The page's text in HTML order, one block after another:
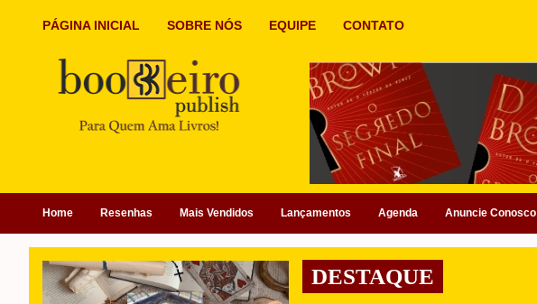
PÁGINA INICIAL SOBRE NÓS EQUIPE CONTATO
Home Resenhas Mais Vendidos Lançamentos Agenda Anuncie Conosco
DESTAQUE